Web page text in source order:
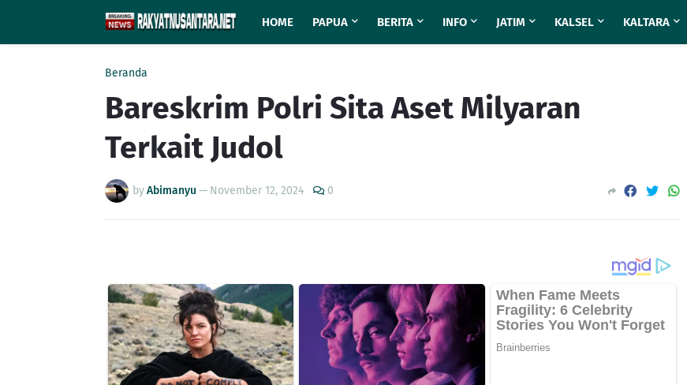
HOME PAPUA BERITA INFO JATIM KALSEL KALTARA
Beranda
Bareskrim Polri Sita Aset Milyaran
Terkait Judol
byAbimanyu — November 12, 2024 0